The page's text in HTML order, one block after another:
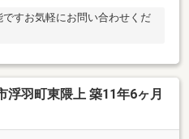
すお気軽にお問い合わせくだ
浮羽町東隈上 築11年6ヶ月